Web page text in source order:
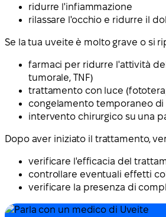
ridurre l'infiammazione
rilassare l'occhio e ridurre il
Se la tua uveite è molto grave o si
farmaci per ridurre l'attività
tumorale, TNF)
trattamento con luce
congelamento temporaneo
intervento chirurgico su una
Dopo aver iniziato il trattamento,
verificare l'efficacia del
controllare eventuali effetti
verificare la presenza di